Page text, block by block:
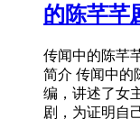
的陈芊芊
传闻中的陈芊
简介 传闻中的
编，讲述了女
剧，为证明自